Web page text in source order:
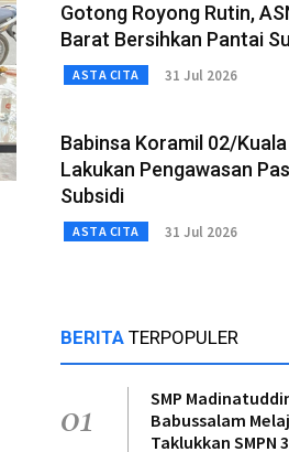
Gotong Royong Rutin,
Barat Bersihkan Pantai
ASTA CITA 31 Jul 2026
Babinsa Koramil 02/
Lakukan Pengawasan
Subsidi
ASTA CITA 31 Jul 2026
BERITA TERPOPULER
01
SMP
Babussalam
Taklukkan SMPN